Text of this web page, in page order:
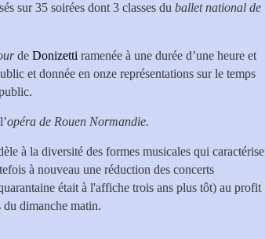
sur 35 soirées dont 3 classes du ballet national de
de Donizetti ramenée à une durée d’une heure et
et donnée en onze représentations sur le temps
opéra de Rouen Normandie.
à la diversité des formes musicales qui caractérise
à nouveau une réduction des concerts
était à l'affiche trois ans plus tôt) au profit
du dimanche matin.